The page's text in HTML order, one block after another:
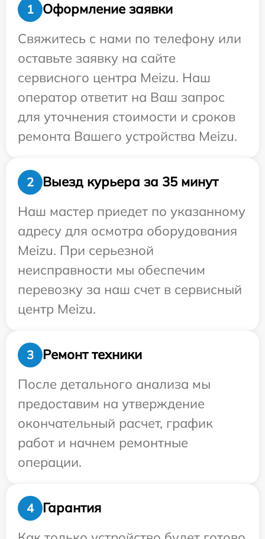
1
Оформление заявки
Свяжитесь с нами по телефону или
оставьте заявку на сайте
сервисного центра Meizu. Наш
оператор ответит на Ваш запрос
для уточнения стоимости и сроков
ремонта Вашего устройства Meizu.
2
Выезд курьера за 35 минут
Наш мастер приедет по указанному
адресу для осмотра оборудования
Meizu. При серьезной
неисправности мы обеспечим
перевозку за наш счет в сервисный
центр Meizu.
3
Ремонт техники
После детального анализа мы
предоставим на утверждение
окончательный расчет, график
работ и начнем ремонтные
операции.
4
Гарантия